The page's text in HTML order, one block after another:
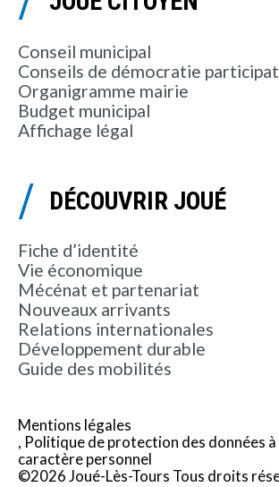
Conseil municipal
Conseils de démocratie
Organigramme mairie
Budget municipal
Affichage légal
DÉCOUVRIR JOUÉ
Fiche d’identité
Vie économique
Mécénat et partenariat
Nouveaux arrivants
Relations internationales
Développement durable
Guide des mobilités
Mentions légales
Politique de protection des données à
caractère personnel
©2026 Joué-Lès-Tours Tous droits